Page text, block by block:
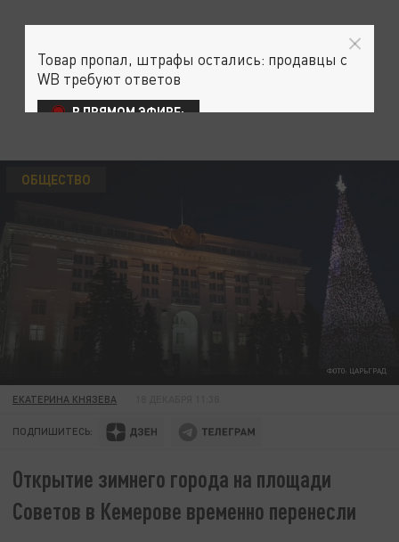
ФОТО: ЦАРЬГРАД
ОБЩЕСТВО
ЕКАТЕРИНА КНЯЗЕВА
ПОДПИШИТЕСЬ:
Открытие зимнего города на площади
Советов в Кемерове временно перенесли
Товар пропал, штрафы остались: продавцы с
WB требуют ответов
В ПРЯМОМ ЭФИРЕ: